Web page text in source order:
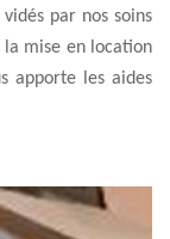
par nos soins
la mise en location
apporte les aides